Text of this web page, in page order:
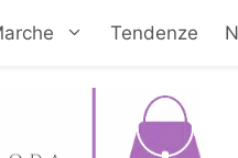
Tendenze